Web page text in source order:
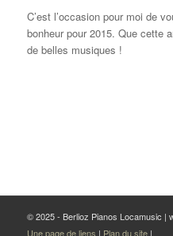
C’est l’occasion pour moi de
bonheur pour 2015. Que cette
de belles musiques !
© 2025 - Berlioz Pianos Locamusic |
Une page de liens | Plan du site |